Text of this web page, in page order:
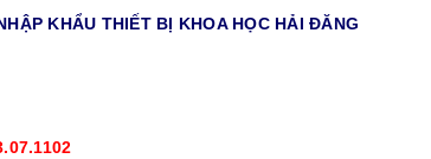
KHẨU THIẾT BỊ KHOA HỌC HẢI ĐĂNG